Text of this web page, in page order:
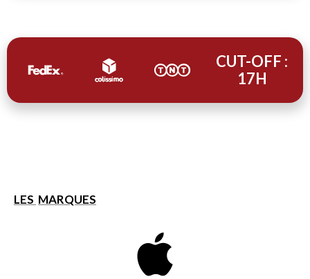
CUT-OFF :
17H
LES MARQUES